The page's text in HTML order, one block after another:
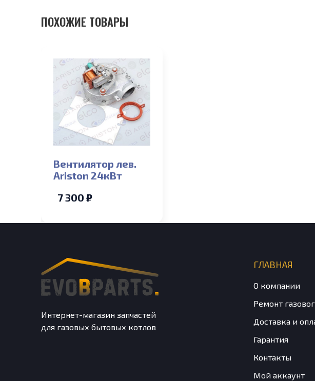
ПОХОЖИЕ ТОВАРЫ
Вентилятор лев.
Ariston 24кВт
7 300 ₽
Интернет-магазин запчастей
для газовых бытовых котлов
ГЛАВНАЯ
О компании
Ремонт
Доставка и
Гарантия
Контакты
Мой аккаунт